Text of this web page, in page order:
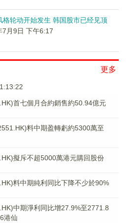
格轮动开始发生 韩国股市已经见顶
7月9日 下午6:17
更多
首七個月合約銷售約50.94億元
料中期盈轉虧約5300萬至
擬斥不超5000萬港元購回股份
料中期純利同比下降不少於90%
中期淨利同比增27.9%至2771.8
港仙